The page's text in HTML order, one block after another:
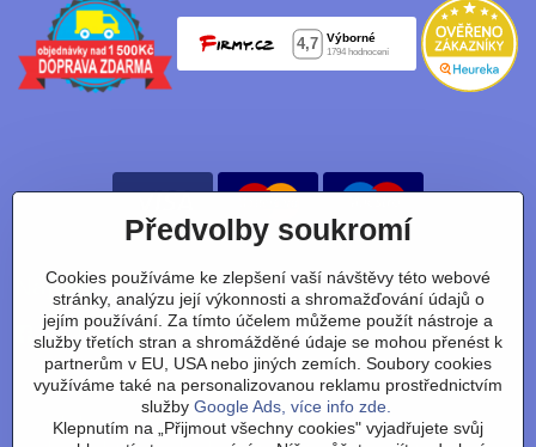
Nájdete nás taky na:
Facebook Instagram Youtube Tiktok
Obchodní podmínky/vrácení zboží/reklamace/výměna
Předvolby soukromí
Cookies používáme ke zlepšení vaší návštěvy této webové
stránky, analýzu její výkonnosti a shromažďování údajů o
jejím používání. Za tímto účelem můžeme použít nástroje a
služby třetích stran a shromážděné údaje se mohou přenést k
partnerům v EU, USA nebo jiných zemích. Soubory cookies
využíváme také na personalizovanou reklamu prostřednictvím
služby Google Ads, více info zde.
Klepnutím na „Přijmout všechny cookies" vyjadřujete svůj